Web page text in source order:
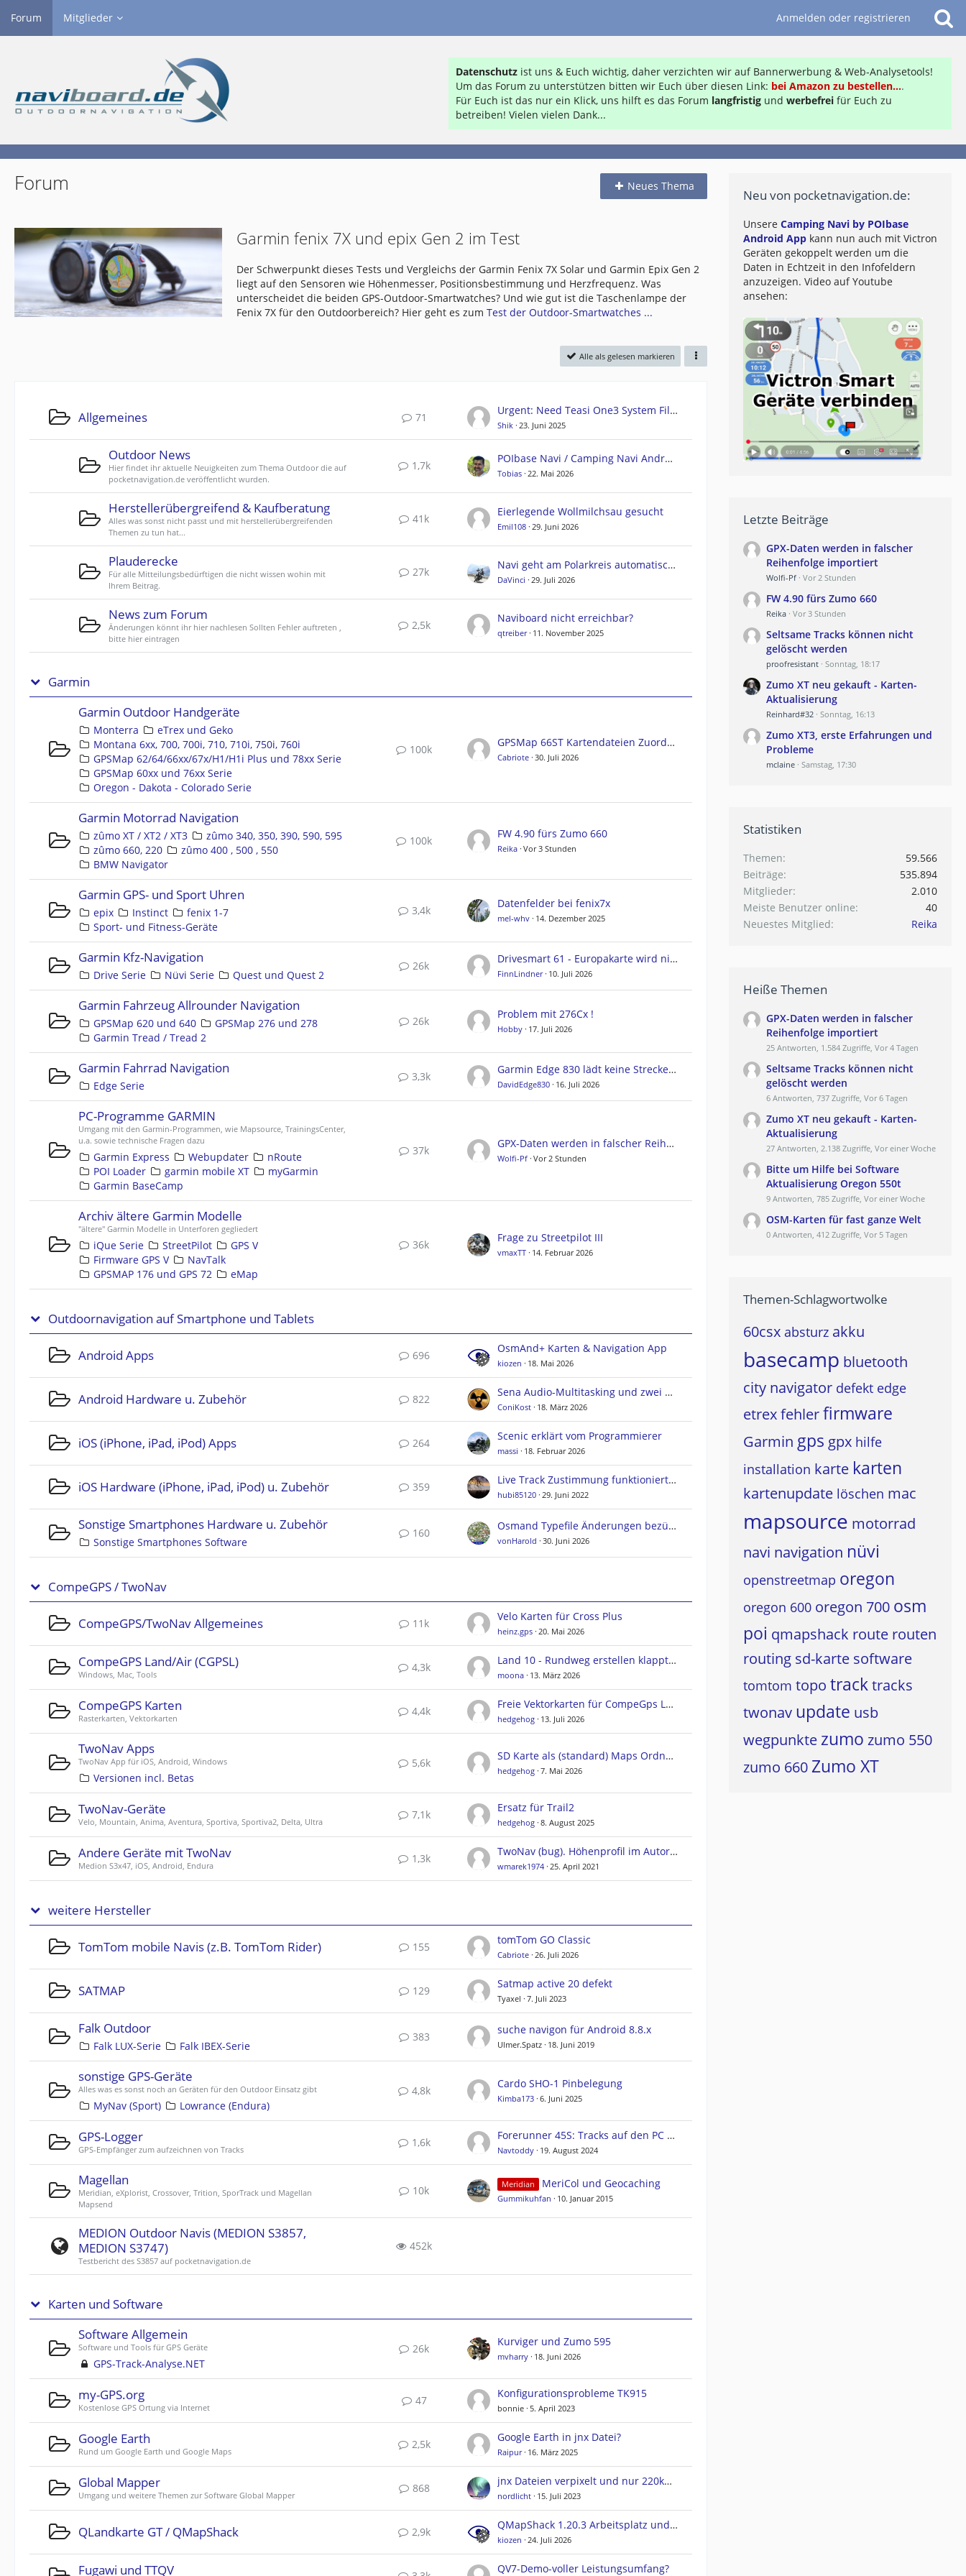
Forum Mitglieder Anmelden oder registrieren
Datenschutz ist uns & Euch wichtig, daher verzichten wir auf Bannerwerbung & Web-Analysetools!
Um das Forum zu unterstützen bitten wir Euch über diesen Link: bei Amazon zu bestellen....
Für Euch ist das nur ein Klick, uns hilft es das Forum langfristig und werbefrei für Euch zu
betreiben! Vielen vielen Dank...
Forum Neues Thema
Garmin fenix 7X und epix Gen 2 im Test
Der Schwerpunkt dieses Tests und Vergleichs der Garmin Fenix 7X Solar und Garmin Epix Gen 2
liegt auf den Sensoren wie Höhenmesser, Positionsbestimmung und Herzfrequenz. Was
unterscheidet die beiden GPS-Outdoor-Smartwatches? Und wie gut ist die Taschenlampe der
Fenix 7X für den Outdoorbereich? Hier geht es zumTest der Outdoor-Smartwatches ...
Alle als gelesen markieren
Allgemeines 71
Urgent: Need Teasi One3 System Files (Windows CE) - PC recognizes it as Mass Storage!
Shik 23. Juni 2025
Outdoor News
Hier findet ihr aktuelle Neuigkeiten zum Thema Outdoor die auf
pocketnavigation.de veröffentlicht wurden.
1,7k
POIbase Navi / Camping Navi Android App
Tobias 22. Mai 2026
Herstellerübergreifend & Kaufberatung
Alles was sonst nicht passt und mit herstellerübergreifenden
Themen zu tun hat...
41k
Eierlegende Wollmilchsau gesucht
Emil108 29. Juni 2026
Plauderecke
Für alle Mitteilungsbedürftigen die nicht wissen wohin mit
Ihrem Beitrag.
27k
Navi geht am Polarkreis automatisch in Nachtmodus
DaVinci 29. Juli 2026
News zum Forum
Änderungen könnt ihr hier nachlesen Sollten Fehler auftreten ,
bitte hier eintragen
2,5k
Naviboard nicht erreichbar?
qtreiber 11. November 2025
Garmin
Garmin Outdoor Handgeräte
Monterra
eTrex und Geko
Montana 6xx, 700, 700i, 710, 710i, 750i, 760i
GPSMap 62/64/66xx/67x/H1/H1i Plus und 78xx Serie
GPSMap 60xx und 76xx Serie
Oregon - Dakota - Colorado Serie
100k
GPSMap 66ST Kartendateien Zuordnen
Cabriote 30. Juli 2026
Garmin Motorrad Navigation
zûmo XT / XT2 / XT3
zûmo 340, 350, 390, 590, 595
zûmo 660, 220
zûmo 400 , 500 , 550
BMW Navigator
100k
FW 4.90 fürs Zumo 660
Reika Vor 3 Stunden
Garmin GPS- und Sport Uhren
epix Instinct
fenix 1-7
Sport- und Fitness-Geräte
3,4k
Datenfelder bei fenix7x
mel-whv 14. Dezember 2025
Garmin Kfz-Navigation
Drive Serie Nüvi Serie Quest und Quest 2
26k
Drivesmart 61 - Europakarte wird nicht angezeigt
FinnLindner 10. Juli 2026
Garmin Fahrzeug Allrounder Navigation
GPSMap 620 und 640
GPSMap 276 und 278
Garmin Tread / Tread 2
26k
Problem mit 276Cx !
Hobby 17. Juli 2026
Garmin Fahrrad Navigation
Edge Serie
3,3k
Garmin Edge 830 lädt keine Strecken mehr von Komoot
DavidEdge830 16. Juli 2026
PC-Programme GARMIN
Umgang mit den Garmin-Programmen, wie Mapsource, TrainingsCenter,
u.a. sowie technische Fragen dazu
Garmin Express Webupdater
nRoute
POI Loader
garmin mobile XT
myGarmin
Garmin BaseCamp
37k
GPX-Daten werden in falscher Reihenfolge importiert
Wolfi-Pf Vor 2 Stunden
Archiv ältere Garmin Modelle
"ältere" Garmin Modelle in Unterforen gegliedert
iQue Serie StreetPilot
GPS V
Firmware GPS V
NavTalk
GPSMAP 176 und GPS 72
eMap
36k
Frage zu Streetpilot III
vmaxTT 14. Februar 2026
Outdoornavigation auf Smartphone und Tablets
Android Apps 696
OsmAnd+ Karten & Navigation App
kiozen 18. Mai 2026
Android Hardware u. Zubehör 822
Sena Audio-Multitasking und zwei A2DP-Quellen?
ConiKost 18. März 2026
iOS (iPhone, iPad, iPod) Apps 264
Scenic erklärt vom Programmierer
massi 18. Februar 2026
iOS Hardware (iPhone, iPad, iPod) u. Zubehör 359
Live Track Zustimmung funktioniert nicht
hubi85120 29. Juni 2022
Sonstige Smartphones Hardware u. Zubehör
Sonstige Smartphones Software
160
Osmand Typefile Änderungen bezüglich dieses Thread....., mögliche Fehlerquelle warum es nicht gehen kann...
vonHarold 30. Juni 2026
CompeGPS / TwoNav
CompeGPS/TwoNav Allgemeines 11k
Velo Karten für Cross Plus
heinz.gps 20. Mai 2026
CompeGPS Land/Air (CGPSL)
Windows, Mac, Tools
4,3k
Land 10 - Rundweg erstellen klappt nicht
moona 13. März 2026
CompeGPS Karten
Rasterkarten, Vektorkarten
4,4k
Freie Vektorkarten für CompeGps Land/Air und Twonav
hedgehog 13. Juli 2026
TwoNav Apps
TwoNav App für iOS, Android, Windows
Versionen incl. Betas
5,6k
SD Karte als (standard) Maps Ordner in TwoNAV 6 für Android einstellen/wählen
hedgehog 7. Mai 2026
TwoNav-Geräte
Velo, Mountain, Anima, Aventura, Sportiva, Sportiva2, Delta, Ultra
7,1k
Ersatz für Trail2
hedgehog 8. August 2025
Andere Geräte mit TwoNav
Medion S3x47, iOS, Android, Endura
1,3k
TwoNav (bug). Höhenprofil im Autorouting-Modus.
wmarek1974 25. April 2021
weitere Hersteller
TomTom mobile Navis (z.B. TomTom Rider) 155
tomTom GO Classic
Cabriote 26. Juli 2026
SATMAP 129
Satmap active 20 defekt
Tyaxel 7. Juli 2023
Falk Outdoor
Falk LUX-Serie Falk IBEX-Serie
383
suche navigon für Android 8.8.x
Ulmer.Spatz 18. Juni 2019
sonstige GPS-Geräte
Alles was es sonst noch an Geräten für den Outdoor Einsatz gibt
MyNav (Sport) Lowrance (Endura)
4,8k
Cardo SHO-1 Pinbelegung
Kimba173 6. Juni 2025
GPS-Logger
GPS-Empfänger zum aufzeichnen von Tracks
1,6k
Forerunner 45S: Tracks auf den PC ziehen
Navtoddy 19. August 2024
Magellan
Meridian, eXplorist, Crossover, Trition, SporTrack und Magellan
Mapsend
10k Meridian MeriCol und Geocaching
Gummikuhfan 10. Januar 2015
MEDION Outdoor Navis (MEDION S3857,
MEDION S3747)
Testbericht des S3857 auf pocketnavigation.de
452k
Karten und Software
Software Allgemein
Software und Tools für GPS Geräte
GPS-Track-Analyse.NET
26k
Kurviger und Zumo 595
mvharry 18. Juni 2026
my-GPS.org
Kostenlose GPS Ortung via Internet
47
Konfigurationsprobleme TK915
bonnie 5. April 2023
Google Earth
Rund um Google Earth und Google Maps
2,5k
Google Earth in jnx Datei?
Raipur 16. März 2025
Global Mapper
Umgang und weitere Themen zur Software Global Mapper
868
jnx Dateien verpixelt und nur 220kb groß
nordlicht 15. Juli 2023
QLandkarte GT / QMapShack 2,9k
QMapShack 1.20.3 Arbeitsplatz und Datenbank
kiozen 24. Juli 2026
Fugawi und TTQV QV7-Demo-voller Leistungsumfang?
Neu von pocketnavigation.de:
Unsere Camping Navi by POIbase
Android App kann nun auch mit Victron
Geräten gekoppelt werden um die
Daten in Echtzeit in den Infofeldern
anzuzeigen. Video auf Youtube
ansehen:
Letzte Beiträge
GPX-Daten werden in falscher
Reihenfolge importiert
Wolfi-Pf Vor 2 Stunden
FW 4.90 fürs Zumo 660
Reika Vor 3 Stunden
Seltsame Tracks können nicht
gelöscht werden
proofresistant Sonntag, 18:17
Zumo XT neu gekauft - Karten-
Aktualisierung
Reinhard#32 Sonntag, 16:13
Zumo XT3, erste Erfahrungen und
Probleme
mclaine Samstag, 17:30
Statistiken
Themen
59.566
Beiträge
535.894
Mitglieder
2.010
Meiste Benutzer online
40
Neuestes Mitglied
Reika
Heiße Themen
GPX-Daten werden in falscher
Reihenfolge importiert
25 Antworten, 1.584 Zugriffe, Vor 4 Tagen
Seltsame Tracks können nicht
gelöscht werden
6 Antworten, 737 Zugriffe, Vor 6 Tagen
Zumo XT neu gekauft - Karten-
Aktualisierung
27 Antworten, 2.138 Zugriffe, Vor einer Woche
Bitte um Hilfe bei Software
Aktualisierung Oregon 550t
9 Antworten, 785 Zugriffe, Vor einer Woche
OSM-Karten für fast ganze Welt
0 Antworten, 412 Zugriffe, Vor 5 Tagen
Themen-Schlagwortwolke
60csx absturz akku
basecamp bluetooth
city navigator defekt edge
etrexfehlerfirmware
Garmin gps gpx hilfe
installation karte karten
kartenupdate löschen mac
mapsource motorrad
navi navigation nüvi
openstreetmap oregon
oregon 600 oregon 700 osm
poi qmapshack route routen
routing sd-karte software
tomtom topo tracktracks
twonav update usb
wegpunkte zumo zumo 550
zumo 660 Zumo XT